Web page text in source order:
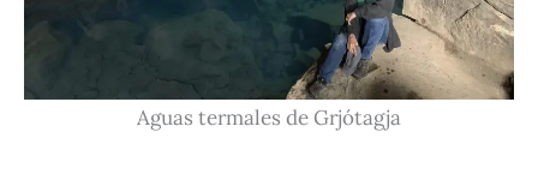
Aguas termales de Grjótagja